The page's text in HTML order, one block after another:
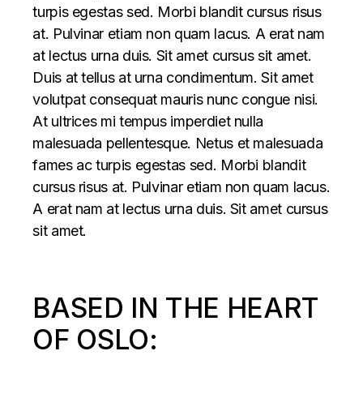
turpis egestas sed. Morbi blandit cursus risus
at. Pulvinar etiam non quam lacus. A erat nam
at lectus urna duis. Sit amet cursus sit amet.
Duis at tellus at urna condimentum. Sit amet
volutpat consequat mauris nunc congue nisi.
At ultrices mi tempus imperdiet nulla
malesuada pellentesque. Netus et malesuada
fames ac turpis egestas sed. Morbi blandit
cursus risus at. Pulvinar etiam non quam lacus.
A erat nam at lectus urna duis. Sit amet cursus
sit amet.
BASED IN THE HEART
OF OSLO: